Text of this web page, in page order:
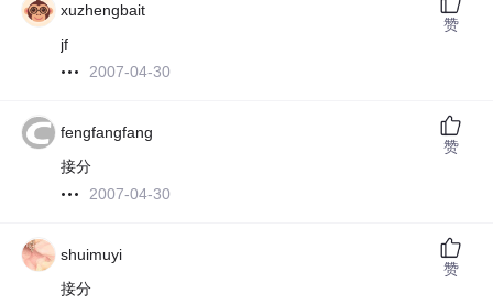
xuzhengbait
jf
2007-04-30
赞
fengfangfang
接分
2007-04-30
赞
shuimuyi
接分
赞